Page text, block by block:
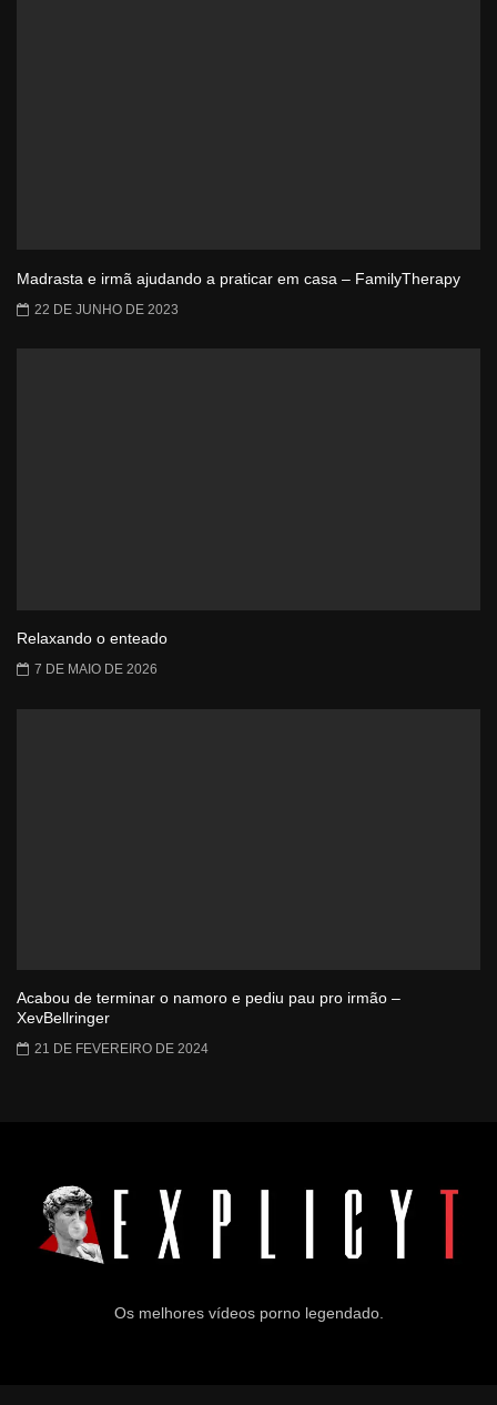
Madrasta e irmã ajudando a praticar em casa – FamilyTherapy
22 DE JUNHO DE 2023
Relaxando o enteado
7 DE MAIO DE 2026
Acabou de terminar o namoro e pediu pau pro irmão –
XevBellringer
21 DE FEVEREIRO DE 2024
Os melhores vídeos porno legendado.